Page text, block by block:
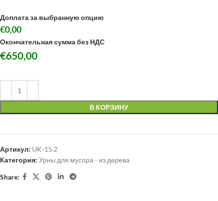
Доплата за выбранную опцию
€0,00
Окончательная сумма без НДС
€650,00
В КОРЗИНУ
Артикул: UK-15.2
Категория: Урны для мусора - из деревa
Share: